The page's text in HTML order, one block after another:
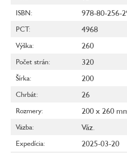
ISBN: 978-80-256-
PCT: 4968
Výška: 260
Počet strán: 320
Šírka: 200
Chrbát: 26
Rozmery: 200 x 260
Väzba: Váz.
Expedícia: 2025-03-20